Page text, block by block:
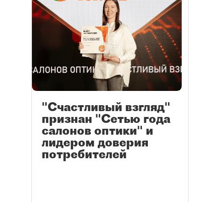
"Счастливый взгляд"
признан "Сетью года
салонов оптики" и
лидером доверия
потребителей